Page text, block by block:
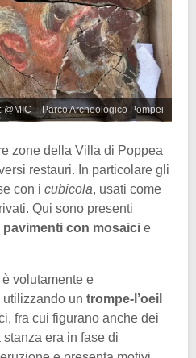
@MIC – Parco Archeologico Pompei
zone della Villa di Poppea
restauri. In particolare gli
con i cubicola, usati come
Qui sono presenti
pavimenti con mosaici e
volutamente e
un trompe-l’oeil
fra cui figurano anche dei
era in fase di